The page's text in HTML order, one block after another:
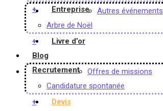
+
Entreprise
Autres événements
Arbre de Noël
+
Livre d’or
Blog
Recrutement
Offres de missions
Candidature spontanée
+
Devis